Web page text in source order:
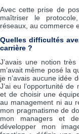
Avec cette prise de
maîtriser le
réseaux, au commerce
Quelles difficultés
carrière ?
J’avais une notion
m’avait même posé la
je n’avais aucune idée
J’ai eu l’opportunité
et de choisir une
au management ni au
mon pragmatisme de
mon managers et
développer mon